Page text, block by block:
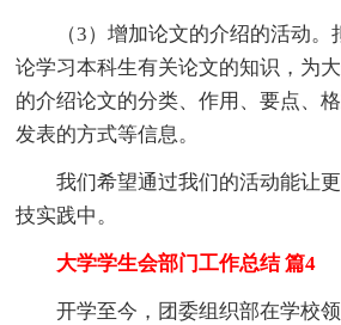
（3）增加论文的介绍的活动
论学习本科生有关论文的知识，为
的介绍论文的分类、作用、要点、
发表的方式等信息。
我们希望通过我们的活动能让
技实践中。
大学学生会部门工作总结 篇4
开学至今，团委组织部在学校